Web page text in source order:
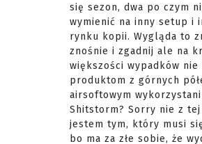
się sezon, dwa po czym
wymienić na inny setup i
rynku kopii. Wygląda to
znośnie i zgadnij ale na
większości wypadków nie
produktom z górnych
airsoftowym
Shitstorm? Sorry nie z
jestem tym, który musi
bo ma za złe sobie, że